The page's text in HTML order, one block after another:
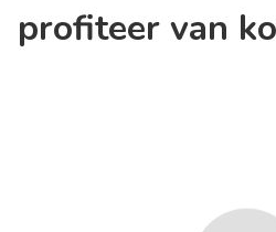
profiteer van